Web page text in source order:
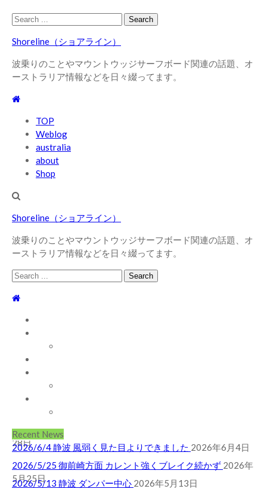
Skip
navigation
Skip
content
Search
Shoreline（ショアライン）
波乗りのことやマウントウッジサーフボード関連の話題、オ
ーストラリア情報などを日々綴ってます。
TOP
Weblog
australia
about
Shop
Shoreline（ショアライン）
波乗りのことやマウントウッジサーフボード関連の話題、オ
ーストラリア情報などを日々綴ってます。
Search
Recent News
2026/5/25 御前崎方面 カレント強くブレイク続かず
2026/5/13 静波 ダンパー中心
28日
2026/6/4 静波 風弱く見た目よりできました 2026年6月4日
2026/5/25 御前崎方面 カレント強くブレイク続かず 2026年
5月25日
2026/5/13 静波 ダンパー中心 2026年5月13日